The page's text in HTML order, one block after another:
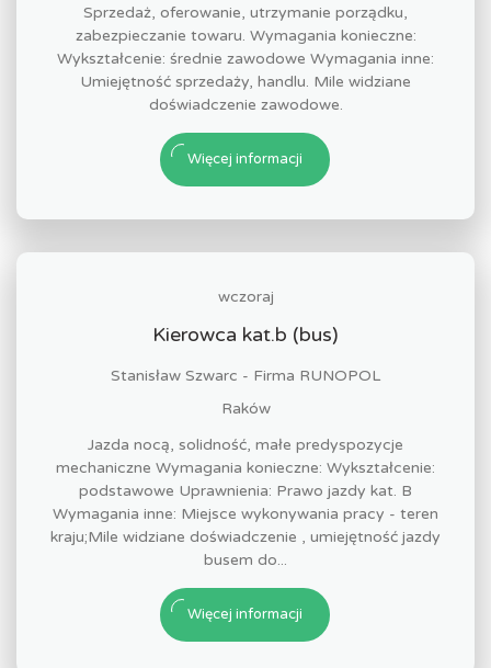
Sprzedaż, oferowanie, utrzymanie porządku,
zabezpieczanie towaru. Wymagania konieczne:
Wykształcenie: średnie zawodowe Wymagania inne:
Umiejętność sprzedaży, handlu. Mile widziane
doświadczenie zawodowe.
Więcej informacji
wczoraj
Kierowca kat.b (bus)
Stanisław Szwarc - Firma RUNOPOL
Raków
Jazda nocą, solidność, małe predyspozycje
mechaniczne Wymagania konieczne: Wykształcenie:
podstawowe Uprawnienia: Prawo jazdy kat. B
Wymagania inne: Miejsce wykonywania pracy - teren
kraju;Mile widziane doświadczenie , umiejętność jazdy
busem do...
Więcej informacji